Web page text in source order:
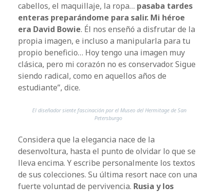
cabellos, el maquillaje, la ropa… pasaba tardes
enteras preparándome para salir. Mi héroe
era David Bowie. Él nos enseñó a disfrutar de la
propia imagen, e incluso a manipularla para tu
propio beneficio… Hoy tengo una imagen muy
clásica, pero mi corazón no es conservador. Sigue
siendo radical, como en aquellos años de
estudiante”, dice.
El diseñador siente fascinación por el Museo del Hermitage de San
Petersburgo
Considera que la elegancia nace de la
desenvoltura, hasta el punto de olvidar lo que se
lleva encima. Y escribe personalmente los textos
de sus colecciones. Su última resort nace con una
fuerte voluntad de pervivencia. Rusia y los